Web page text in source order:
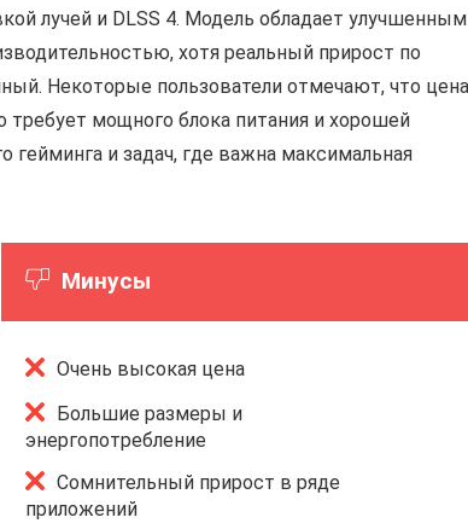
лучей и DLSS 4. Модель обладает улучшенным
хотя реальный прирост по
Некоторые пользователи отмечают, что цена
требует мощного блока питания и хорошей
и задач, где важна максимальная
Минусы
Очень высокая цена
Большие размеры и
энергопотребление
Сомнительный прирост в ряде
приложений